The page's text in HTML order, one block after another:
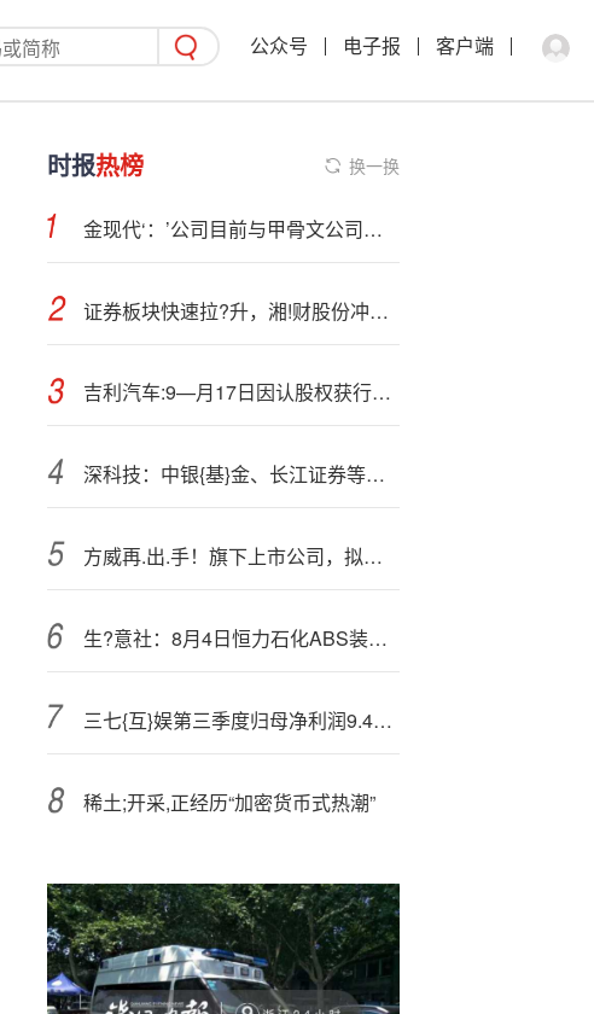
公众号 电子报 客户端
时报热榜 换一换
金现代‘：’公司目前与甲骨文公司无业务往来
证券板块快速拉?升，湘!财股份冲击涨停
吉利汽车:9—月17日因认股权获行使而发行2.2万股
深科技：中银{基}金、长江证券等多家机构于11月19日调研我司
方威再.出.手！旗下上市公司，拟参与杉杉集团重整
生?意社：8月4日恒力石化ABS装置动态
三七{互}娱第三季度归母净利润9.44亿元，同比增长49%
稀土;开采,正经历“加密货币式热潮”